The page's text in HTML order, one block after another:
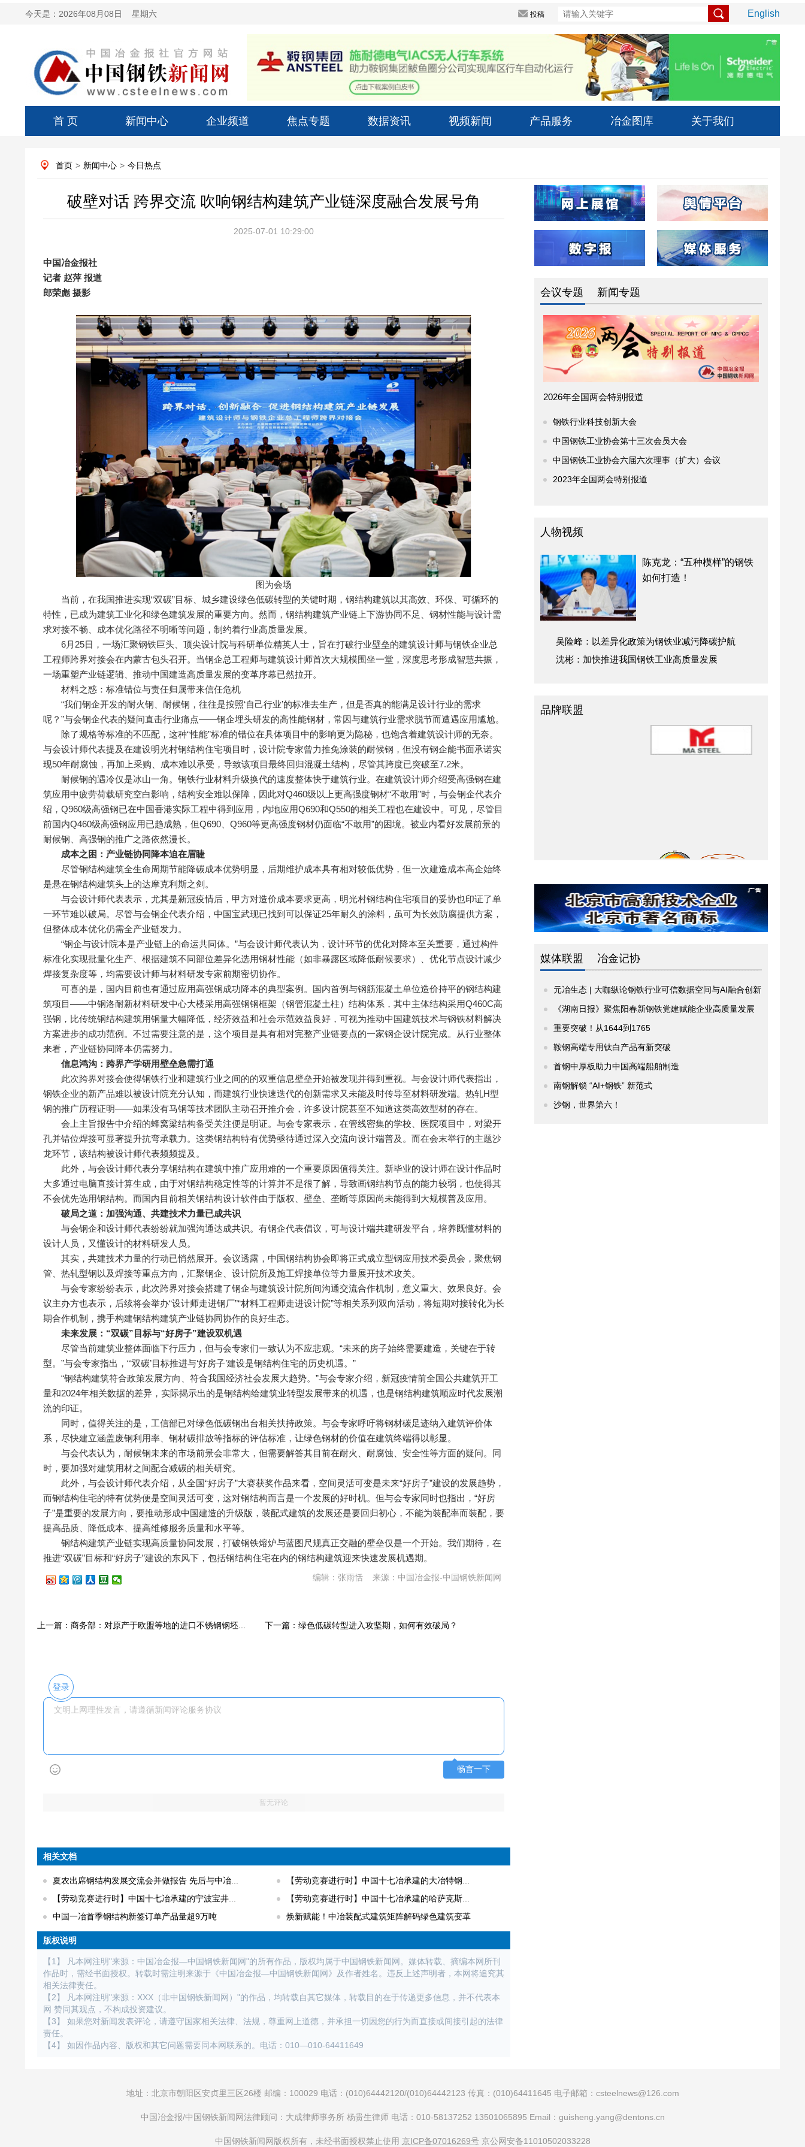
今天是： 2026年08月08日 星期六 投稿 English
首 页 新闻中心 企业频道 焦点专题 数据资讯 视频新闻 产品服务 冶金图库 关于我们
首页 > 新闻中心 > 今日热点
破壁对话 跨界交流 吹响钢结构建筑产业链深度融合发展号角
2025-07-01 10:29:00
中国冶金报社
记者 赵萍 报道
郎荣彪 摄影
图为会场
当前，在我国推进实现“双碳”目标、城乡建设绿色低碳转型的关键时期，钢结构建筑以其高效、环保、可循环的
特性，已成为建筑工业化和绿色建筑发展的重要方向。然而，钢结构建筑产业链上下游协同不足、钢材性能与设计需
求对接不畅、成本优化路径不明晰等问题，制约着行业高质量发展。
6月25日，一场汇聚钢铁巨头、顶尖设计院与科研单位精英人士，旨在打破行业壁垒的建筑设计师与钢铁企业总
工程师跨界对接会在内蒙古包头召开。当钢企总工程师与建筑设计师首次大规模围坐一堂，深度思考形成智慧共振，
一场重塑产业链逻辑、推动中国建造高质量发展的变革序幕已然拉开。
材料之惑：标准错位与责任归属带来信任危机
“我们钢企开发的耐火钢、耐候钢，往往是按照‘自己行业’的标准去生产，但是否真的能满足设计行业的需求
呢？”与会钢企代表的疑问直击行业痛点——钢企埋头研发的高性能钢材，常因与建筑行业需求脱节而遭遇应用尴尬。
除了规格等标准的不匹配，这种“性能”标准的错位在具体项目中的影响更为隐秘，也饱含着建筑设计师的无奈。
与会设计师代表提及在建设明光村钢结构住宅项目时，设计院专家曾力推免涂装的耐候钢，但没有钢企能书面承诺实
现50年耐腐蚀，再加上采购、成本难以承受，导致该项目最终回归混凝土结构，尽管其跨度已突破至7.2米。
耐候钢的遇冷仅是冰山一角。钢铁行业材料升级换代的速度整体快于建筑行业。在建筑设计师介绍受高强钢在建
筑应用中疲劳荷载研究空白影响，结构安全难以保障，因此对Q460级以上更高强度钢材“不敢用”时，与会钢企代表介
绍，Q960级高强钢已在中国香港实际工程中得到应用，内地应用Q690和Q550的相关工程也在建设中。可见，尽管目
前国内Q460级高强钢应用已趋成熟，但Q690、Q960等更高强度钢材仍面临“不敢用”的困境。被业内看好发展前景的
耐候钢、高强钢的推广之路依然漫长。
成本之困：产业链协同降本迫在眉睫
尽管钢结构建筑全生命周期节能降碳成本优势明显，后期维护成本具有相对较低优势，但一次建造成本高企始终
是悬在钢结构建筑头上的达摩克利斯之剑。
与会设计师代表表示，尤其是新冠疫情后，甲方对造价成本要求更高，明光村钢结构住宅项目的妥协也印证了单
一环节难以破局。尽管与会钢企代表介绍，中国宝武现已找到可以保证25年耐久的涂料，虽可为长效防腐提供方案，
但整体成本优化仍需全产业链发力。
“钢企与设计院本是产业链上的命运共同体。”与会设计师代表认为，设计环节的优化对降本至关重要，通过构件
标准化实现批量化生产、根据建筑不同部位差异化选用钢材性能（如非暴露区域降低耐候要求）、优化节点设计减少
焊接复杂度等，均需要设计师与材料研发专家前期密切协作。
可喜的是，国内目前也有通过应用高强钢成功降本的典型案例。国内首例与钢筋混凝土单位造价持平的钢结构建
筑项目——中钢洛耐新材料研发中心大楼采用高强钢钢框架（钢管混凝土柱）结构体系，其中主体结构采用Q460C高
强钢，比传统钢结构建筑用钢量大幅降低，经济效益和社会示范效益良好，可视为推动中国建筑技术与钢铁材料解决
方案进步的成功范例。不过需要注意的是，这个项目是具有相对完整产业链要点的一家钢企设计院完成。从行业整体
来看，产业链协同降本仍需努力。
信息鸿沟：跨界产学研用壁垒急需打通
此次跨界对接会使得钢铁行业和建筑行业之间的的双重信息壁垒开始被发现并得到重视。与会设计师代表指出，
钢铁企业的新产品难以被设计院充分认知，而建筑行业快速迭代的创新需求又未能及时传导至材料研发端。热轧H型
钢的推广历程证明——如果没有马钢等技术团队主动召开推介会，许多设计院甚至不知道这类高效型材的存在。
会上主旨报告中介绍的蜂窝梁结构备受关注便是明证。与会专家表示，在管线密集的学校、医院项目中，对梁开
孔并错位焊接可显著提升抗弯承载力。这类钢结构特有优势亟待通过深入交流向设计端普及。而在会末举行的主题沙
龙环节，该结构被设计师代表频频提及。
此外，与会设计师代表分享钢结构在建筑中推广应用难的一个重要原因值得关注。新毕业的设计师在设计作品时
大多通过电脑直接计算生成，由于对钢结构稳定性等的计算并不是很了解，导致画钢结构节点的能力较弱，也使得其
不会优先选用钢结构。而国内目前相关钢结构设计软件由于版权、壁垒、垄断等原因尚未能得到大规模普及应用。
破局之道：加强沟通、共建技术力量已成共识
与会钢企和设计师代表纷纷就加强沟通达成共识。有钢企代表倡议，可与设计端共建研发平台，培养既懂材料的
设计人员，又懂设计的材料研发人员。
其实，共建技术力量的行动已悄然展开。会议透露，中国钢结构协会即将正式成立型钢应用技术委员会，聚焦钢
管、热轧型钢以及焊接等重点方向，汇聚钢企、设计院所及施工焊接单位等力量展开技术攻关。
与会专家纷纷表示，此次跨界对接会搭建了钢企与建筑设计院所间沟通交流合作机制，意义重大、效果良好。会
议主办方也表示，后续将会举办“设计师走进钢厂”“材料工程师走进设计院”等相关系列双向活动，将短期对接转化为长
期合作机制，携手构建钢结构建筑产业链协同协作的良好生态。
未来发展：“双碳”目标与“好房子”建设双机遇
尽管当前建筑业整体面临下行压力，但与会专家们一致认为不应悲观。“未来的房子始终需要建造，关键在于转
型。”与会专家指出，“‘双碳’目标推进与‘好房子’建设是钢结构住宅的历史机遇。”
“钢结构建筑符合政策发展方向、符合我国经济社会发展大趋势。”与会专家介绍，新冠疫情前全国公共建筑开工
量和2024年相关数据的差异，实际揭示出的是钢结构给建筑业转型发展带来的机遇，也是钢结构建筑顺应时代发展潮
流的印证。
同时，值得关注的是，工信部已对绿色低碳钢出台相关扶持政策。与会专家呼吁将钢材碳足迹纳入建筑评价体
系，尽快建立涵盖废钢利用率、钢材碳排放等指标的评估标准，让绿色钢材的价值在建筑终端得以彰显。
与会代表认为，耐候钢未来的市场前景会非常大，但需要解答其目前在耐火、耐腐蚀、安全性等方面的疑问。同
时，要加强对建筑用材之间配合减碳的相关研究。
此外，与会设计师代表介绍，从全国“好房子”大赛获奖作品来看，空间灵活可变是未来“好房子”建设的发展趋势，
而钢结构住宅的特有优势便是空间灵活可变，这对钢结构而言是一个发展的好时机。但与会专家同时也指出，“好房
子”是重要的发展方向，要推动形成中国建造的升级版，装配式建筑的发展还是要回归初心，不能为装配率而装配，要
提高品质、降低成本、提高维修服务质量和水平等。
钢结构建筑产业链实现高质量协同发展，打破钢铁熔炉与蓝图尺规真正交融的壁垒仅是一个开始。我们期待，在
推进“双碳”目标和“好房子”建设的东风下，包括钢结构住宅在内的钢结构建筑迎来快速发展机遇期。
来源：中国冶金报-中国钢铁新闻网
编辑：张雨恬
上一篇：商务部：对原产于欧盟等地的进口不锈钢钢坯... 下一篇：绿色低碳转型进入攻坚期，如何有效破局？
登录
畅言一下
暂无评论
相关文档
夏农出席钢结构发展交流会并做报告 先后与中冶...
【劳动竞赛进行时】中国十七冶承建的大冶特钢...
【劳动竞赛进行时】中国十七冶承建的宁波宝井...
【劳动竞赛进行时】中国十七冶承建的哈萨克斯...
中国一冶首季钢结构新签订单产品量超9万吨
焕新赋能！中冶装配式建筑矩阵解码绿色建筑变革
版权说明
【1】 凡本网注明"来源：中国冶金报—中国钢铁新闻网"的所有作品，版权均属于中国钢铁新闻网。媒体转载、摘编本网所刊
作品时，需经书面授权。转载时需注明来源于《中国冶金报—中国钢铁新闻网》及作者姓名。违反上述声明者，本网将追究其
相关法律责任。
【2】 凡本网注明"来源：XXX（非中国钢铁新闻网）"的作品，均转载自其它媒体，转载目的在于传递更多信息，并不代表本
网 赞同其观点，不构成投资建议。
【3】 如果您对新闻发表评论，请遵守国家相关法律、法规，尊重网上道德，并承担一切因您的行为而直接或间接引起的法律
责任。
【4】 如因作品内容、版权和其它问题需要同本网联系的。电话：010—010-64411649
会议专题 新闻专题
2026年全国两会特别报道
钢铁行业科技创新大会
中国钢铁工业协会第十三次会员大会
中国钢铁工业协会六届六次理事（扩大）会议
2023年全国两会特别报道
人物视频
陈克龙：“五种模样”的钢铁
如何打造！
吴险峰：以差异化政策为钢铁业减污降碳护航
沈彬：加快推进我国钢铁工业高质量发展
品牌联盟
媒体联盟 冶金记协
元冶生态 | 大咖纵论钢铁行业可信数据空间与AI融合创新
《湖南日报》聚焦阳春新钢铁党建赋能企业高质量发展
重要突破！从1644到1765
鞍钢高端专用钛白产品有新突破
首钢中厚板助力中国高端船舶制造
南钢解锁 “AI+钢铁” 新范式
沙钢，世界第六！
地址：北京市朝阳区安贞里三区26楼 邮编：100029 电话：(010)64442120/(010)64442123 传真：(010)64411645 电子邮箱：csteelnews@126.com
中国冶金报/中国钢铁新闻网法律顾问：大成律师事务所 杨贵生律师 电话：010-58137252 13501065895 Email：guisheng.yang@dentons.cn
中国钢铁新闻网版权所有，未经书面授权禁止使用 京ICP备07016269号京公网安备11010502033228